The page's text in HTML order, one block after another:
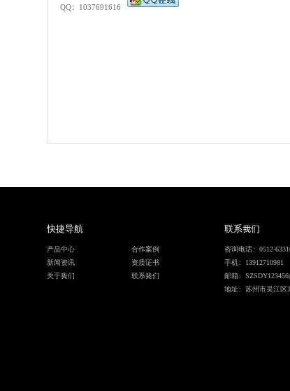
QQ：1037691616
快捷导航
产品中心
合作案例
新闻资讯
资质证书
关于我们
联系我们
联系我们
咨询电话：0512-
手机：13912710981
邮箱：
地址：苏州市吴江区